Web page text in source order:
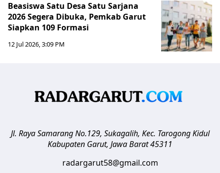
Beasiswa Satu Desa Satu Sarjana
2026 Segera Dibuka, Pemkab Garut
Siapkan 109 Formasi
12 Jul 2026, 3:09 PM
Jl. Raya Samarang No.129, Sukagalih, Kec. Tarogong Kidul
Kabupaten Garut, Jawa Barat45311
radargarut58@gmail.com